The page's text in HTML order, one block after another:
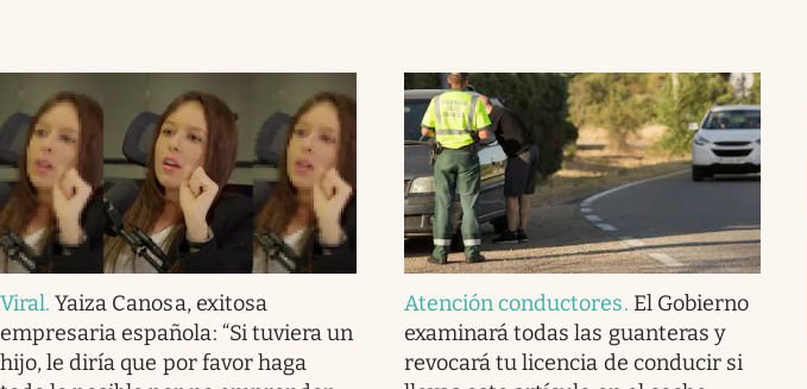
Viral.Yaiza Canosa, exitosa
empresaria española: “Si tuviera un
hijo, le diría que por favor haga
Atención conductores. El Gobierno
examinará todas las guanteras y
revocará tu licencia de conducir si